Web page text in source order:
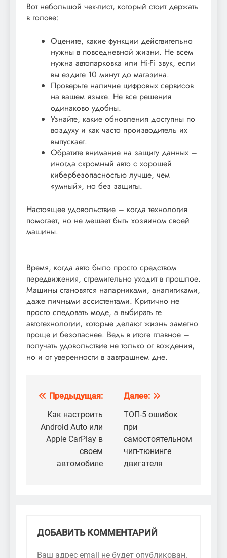
Вот небольшой чек-лист, который стоит держать
в голове:
Оцените, какие функции действительно
нужны в повседневной жизни. Не всем
нужна автопарковка или Hi-Fi звук, если
вы ездите 10 минут до магазина.
Проверьте наличие цифровых сервисов
на вашем языке. Не все решения
одинаково удобны.
Узнайте, какие обновления доступны по
воздуху и как часто производитель их
выпускает.
Обратите внимание на защиту данных –
иногда скромный авто с хорошей
кибербезопасностью лучше, чем
«умный», но без защиты.
Настоящее удовольствие – когда технология
помогает, но не мешает быть хозяином своей
машины.
Время, когда авто было просто средством
передвижения, стремительно уходит в прошлое.
Машины становятся напарниками, аналитиками,
даже личными ассистентами. Критично не
просто следовать моде, а выбирать те
автотехнологии, которые делают жизнь заметно
проще и безопаснее. Ведь в итоге главное –
получать удовольствие не только от вождения,
но и от уверенности в завтрашнем дне.
Навигация
по
записям
Предыдущая:
Как настроить
Android Auto или
Apple CarPlay в
своем
автомобиле
Далее:
ТОП-5 ошибок
при
самостоятельном
чип-тюнинге
двигателя
ДОБАВИТЬ КОММЕНТАРИЙ
Ваш адрес email не будет опубликован.